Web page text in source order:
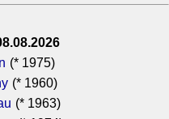
(* 1975)
(* 1960)
(* 1963)